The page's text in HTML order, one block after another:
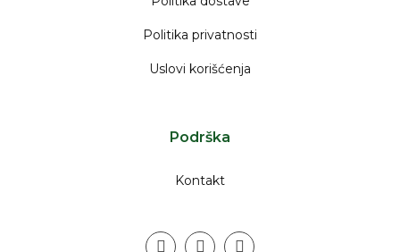
Politika privatnosti
Uslovi korišćenja
Podrška
Kontakt